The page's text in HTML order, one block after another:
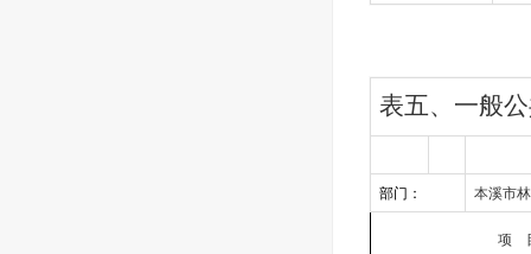
表五、一般
部门： 本溪市
项